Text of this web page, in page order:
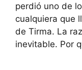
perdió uno de
cualquiera que
de Tirma. La
inevitable. Por